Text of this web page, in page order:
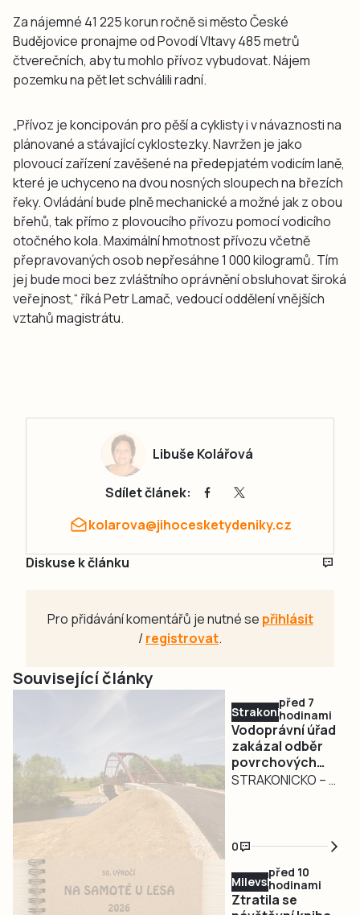
Za nájemné 41 225 korun ročně si město České
Budějovice pronajme od Povodí Vltavy 485 metrů
čtverečních, aby tu mohlo přívoz vybudovat. Nájem
pozemku na pět let schválili radní.
„Přívoz je koncipován pro pěší a cyklisty i v návaznosti na
plánované a stávající cyklostezky. Navržen je jako
plovoucí zařízení zavěšené na předepjatém vodicím laně,
které je uchyceno na dvou nosných sloupech na březích
řeky. Ovládání bude plně mechanické a možné jak z obou
břehů, tak přímo z plovoucího přívozu pomocí vodicího
otočného kola. Maximální hmotnost přívozu včetně
přepravovaných osob nepřesáhne 1 000 kilogramů. Tím
jej bude moci bez zvláštního oprávnění obsluhovat široká
veřejnost,“ říká Petr Lamač, vedoucí oddělení vnějších
vztahů magistrátu.
Libuše Kolářová
Sdílet článek:
kolarova@jihocesketydeniky.cz
Diskuse k článku
Pro přidávání komentářů je nutné se přihlásit
/registrovat.
Související články
Strakonicko
před 7
hodinami
Vodoprávní úřad
zakázal odběr
povrchových
vod na
STRAKONICKO – V
hydrologické
podmínky vydal
Městský úřad
Strakonice
0
Milevsko
před 10
hodinami
Ztratila se